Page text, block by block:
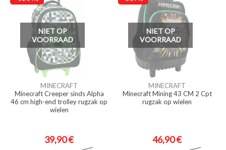
NIET OP
VOORRAAD
MINECRAFT
Minecraft Creeper sinds Alpha
46 cm high-end trolley rugzak op
wielen
39,90 €
NIET OP
VOORRAAD
MINECRAFT
Minecraft Mining 43 CM 2 Cpt
rugzak op wielen
46,90 €